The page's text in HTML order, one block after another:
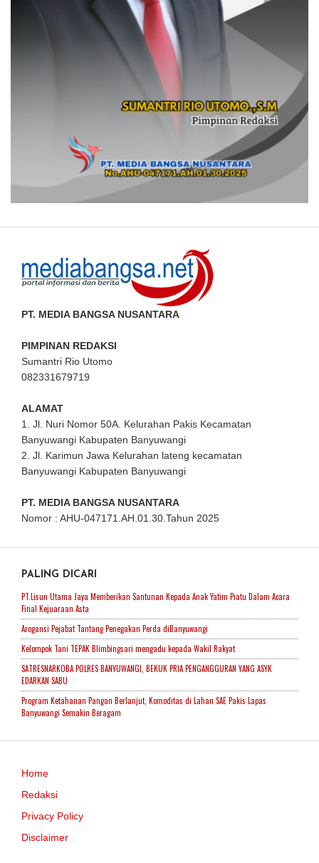
PT. MEDIA BANGSA NUSANTARA
PIMPINAN REDAKSI
Sumantri Rio Utomo
082331679719
ALAMAT
1. Jl. Nuri Nomor 50A. Kelurahan Pakis Kecamatan
Banyuwangi Kabupaten Banyuwangi
2. Jl. Karimun Jawa Kelurahan lateng kecamatan
Banyuwangi Kabupaten Banyuwangi
PT. MEDIA BANGSA NUSANTARA
Nomor : AHU-047171.AH.01.30.Tahun 2025
PALING DICARI
PT.Lisun Utama Jaya Memberikan Santunan Kepada Anak Yatim Piatu Dalam Acara
Final Kejuaraan Asta
Arogansi Pejabat Tantang Penegakan Perda diBanyuwangi
Kelompok Tani TEPAK Blimbingsari mengadu kepada Wakil Rakyat
SATRESNARKOBA POLRES BANYUWANGI, BEKUK PRIA PENGANGGURAN YANG ASYK
EDARKAN SABU
Program Ketahanan Pangan Berlanjut, Komoditas di Lahan SAE Pakis Lapas
Banyuwangi Semakin Beragam
Home
Redaksi
Privacy Policy
Disclaimer